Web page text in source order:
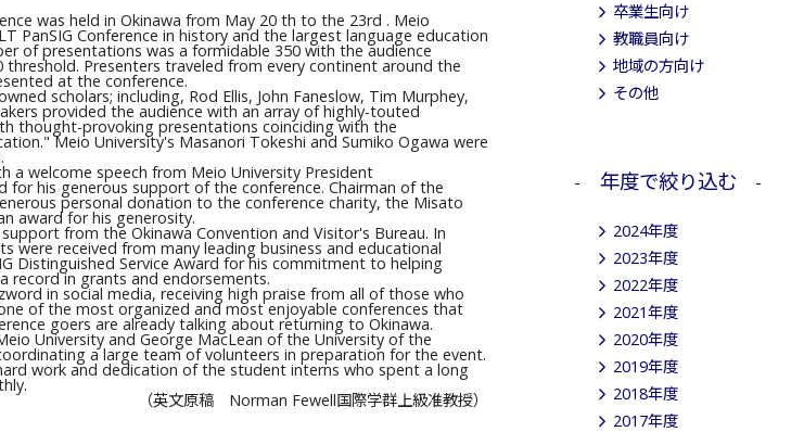
was held in Okinawa from May 20 th to the 23rd . Meio
PanSIG Conference in history and the largest language education
of presentations was a formidable 350 with the audience
Presenters traveled from every continent around the
at the conference.
scholars; including, Rod Ellis, John Faneslow, Tim Murphey,
provided the audience with an array of highly-touted
thought-provoking presentations coinciding with the
Meio University's Masanori Tokeshi and Sumiko Ogawa were
a welcome speech from Meio University President
for his generous support of the conference. Chairman of the
personal donation to the conference charity, the Misato
award for his generosity.
from the Okinawa Convention and Visitor's Bureau. In
were received from many leading business and educational
Distinguished Service Award for his commitment to helping
record in grants and endorsements.
in social media, receiving high praise from all of those who
of the most organized and most enjoyable conferences that
goers are already talking about returning to Okinawa.
University and George MacLean of the University of the
a large team of volunteers in preparation for the event.
work and dedication of the student interns who spent a long
（英文原稿 Norman Fewell国際学群上級准教授）
卒業生向け
教職員向け
地域の方向け
その他
年度で絞り込む
2024年度
2023年度
2022年度
2021年度
2020年度
2019年度
2018年度
2017年度